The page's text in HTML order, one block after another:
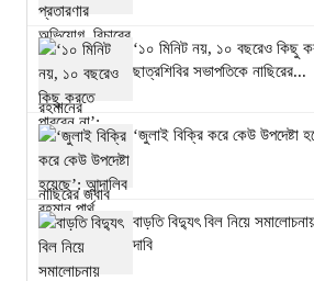
‘১০ মিনিট নয়, ১০ বছরেও কিছু
ছাত্রশিবির সভাপতিকে নাছিরের...
‘জুলাই বিক্রি করে কেউ উপদেষ্টা
বাড়তি বিদ্যুৎ বিল নিয়ে
দাবি